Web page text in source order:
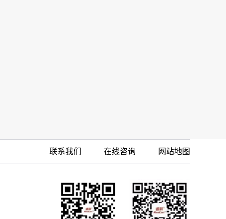
联系我们 在线咨询 网站地图